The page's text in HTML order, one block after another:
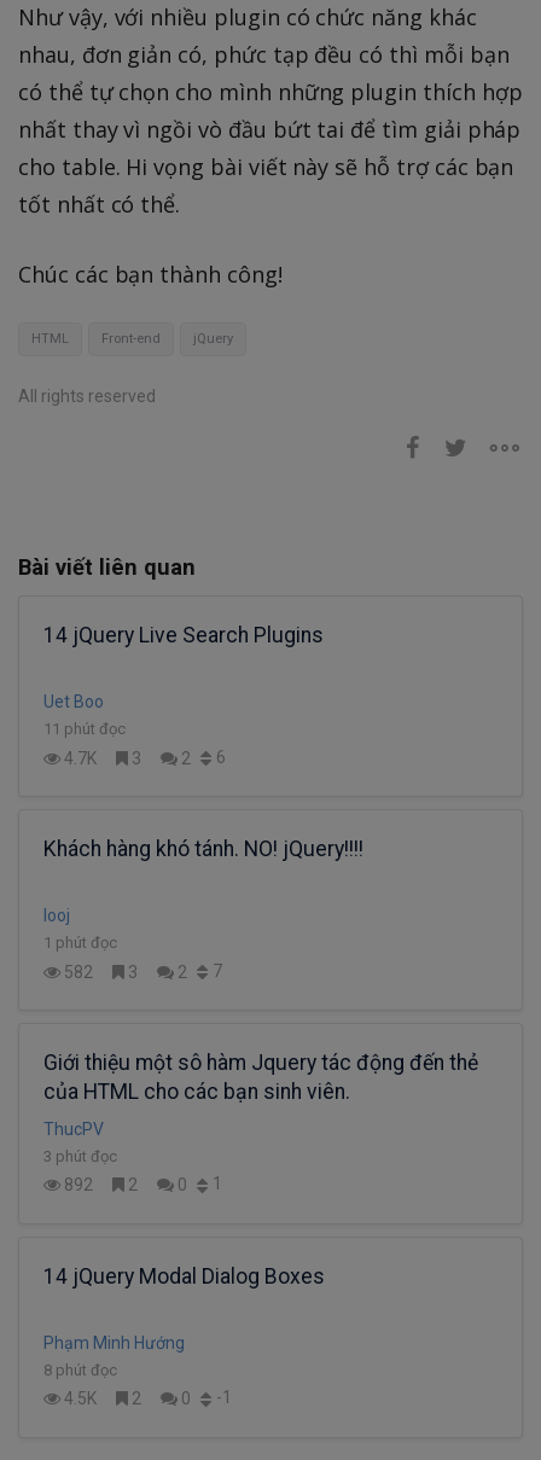
Như vậy, với nhiều plugin có chức năng khác
nhau, đơn giản có, phức tạp đều có thì mỗi bạn
có thể tự chọn cho mình những plugin thích hợp
nhất thay vì ngồi vò đầu bứt tai để tìm giải pháp
cho table. Hi vọng bài viết này sẽ hỗ trợ các bạn
tốt nhất có thể.
Chúc các bạn thành công!
HTML Front-end jQuery
All rights reserved
Bài viết liên quan
14 jQuery Live Search Plugins
Uet Boo
11 phút đọc
4.7K 3 2 6
Khách hàng khó tánh. NO! jQuery!!!!
looj
1 phút đọc
582 3 2 7
Giới thiệu một sô hàm Jquery tác động đến thẻ
của HTML cho các bạn sinh viên.
ThucPV
3 phút đọc
892 2 0 1
14 jQuery Modal Dialog Boxes
Phạm Minh Hướng
8 phút đọc
4.5K 2 0 -1